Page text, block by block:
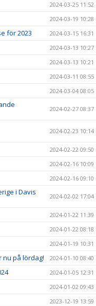
2024-03-25 11:52
2024-03-19 10:28
för 2023 2024-03-15 16:31
2024-03-13 10:27
2024-03-13 10:21
2024-03-11 08:55
2024-03-04 08:05
2024-02-27 08:37
2024-02-23 10:14
2024-02-22 09:50
2024-02-16 10:09
2024-02-16 09:10
i Davis
2024-02-02 17:04
2024-01-22 11:39
2024-01-22 08:18
2024-01-19 10:31
på lördag! 2024-01-10 08:40
2024-01-05 12:31
2024-01-02 09:43
2023-12-19 13:59